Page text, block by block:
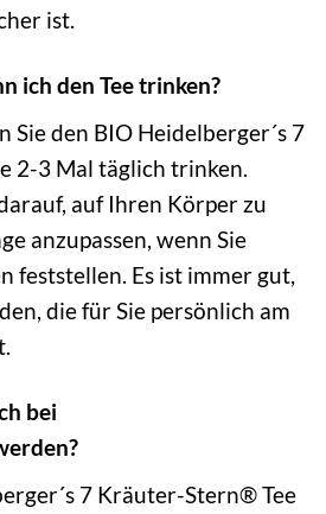
ist.
ich den Tee trinken?
Sie den BIO Heidelberger´s 7
2-3 Mal täglich trinken.
auf Ihren Körper zu
anzupassen, wenn Sie
feststellen. Es ist immer gut,
die für Sie persönlich am
bei
7 Kräuter-Stern® Tee